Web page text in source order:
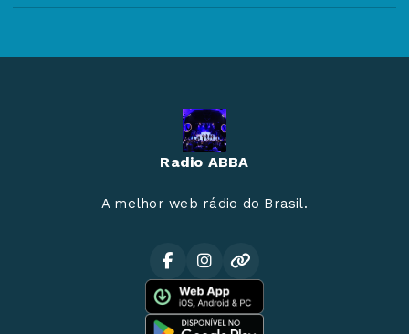
Radio ABBA
A melhor web rádio do Brasil.